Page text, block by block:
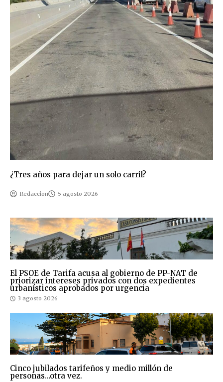
¿Tres años para dejar un solo carril?
Redaccion 5 agosto 2026
El PSOE de Tarifa acusa al gobierno de PP-NAT de
priorizar intereses privados con dos expedientes
urbanísticos aprobados por urgencia
3 agosto 2026
Cinco jubilados tarifeños y medio millón de
personas…otra vez.